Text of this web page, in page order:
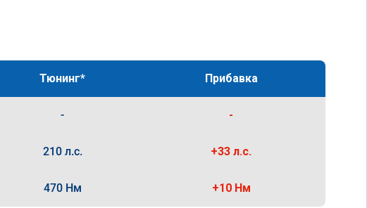
Тюнинг* Прибавка
- -
210 л.с. +33 л.с.
470 Нм +10 Нм